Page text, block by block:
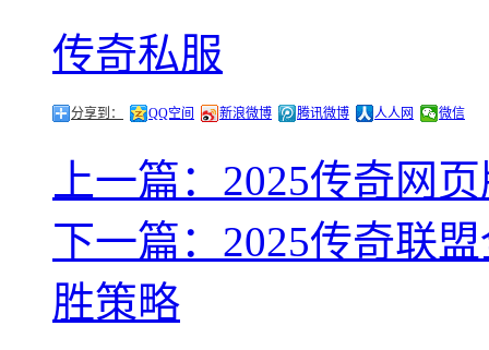
传奇私服
分享到： QQ空间 新浪微博 腾讯微博 人人网 微信
上一篇：2025传奇网
下一篇：2025传奇联
胜策略